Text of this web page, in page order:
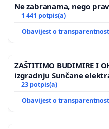
Ne zabranama, nego
1 441 potpis(a)
Obavijest o
ZAŠTITIMO BUDIMIRE I
izgradnju Sunčane
Ugljana
23 potpis(a)
Obavijest o